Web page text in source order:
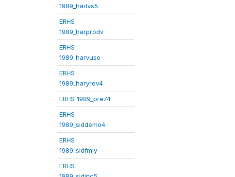
1989_harlvs5
ERHS
1989_harprodv
ERHS
1989_harvuse
ERHS
1989_haryrev4
ERHS 1989_pre74
ERHS
1989_siddemo4
ERHS
1989_sidfmly
ERHS